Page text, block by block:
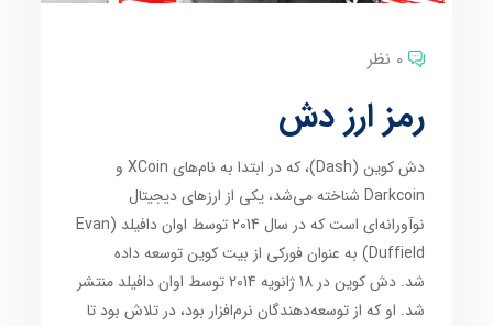
0 نظر
رمز ارز دش
دش کوین (Dash)، که در ابتدا به نام‌های XCoin و
Darkcoin شناخته می‌شد، یکی از ارزهای دیجیتال
نوآورانه‌ای است که در سال 2014 توسط اوان دافیلد (Evan
Duffield) به عنوان فورکی از بیت کوین توسعه داده
شد. دش کوین در 18 ژانویه 2014 توسط اوان دافیلد منتشر
شد. او که از توسعه‌دهندگان نرم‌افزار بود، در تلاش بود تا